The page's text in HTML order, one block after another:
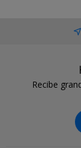
Recibe